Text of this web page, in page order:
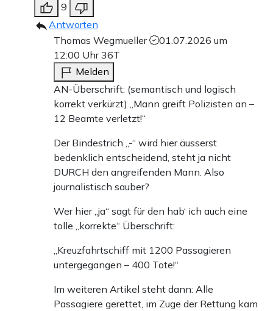
9
Antworten
Thomas Wegmueller
01.07.2026 um
12:00 Uhr36T
Melden
AN-Überschrift: (semantisch und logisch
korrekt verkürzt) „Mann greift Polizisten an –
12 Beamte verletzt!“
Der Bindestrich „-“ wird hier äusserst
bedenklich entscheidend, steht ja nicht
DURCH den angreifenden Mann. Also
journalistisch sauber?
Wer hier „ja“ sagt für den hab‘ ich auch eine
tolle „korrekte“ Überschrift:
„Kreuzfahrtschiff mit 1200 Passagieren
untergegangen – 400 Tote!“
Im weiteren Artikel steht dann: Alle
Passagiere gerettet, im Zuge der Rettung kam